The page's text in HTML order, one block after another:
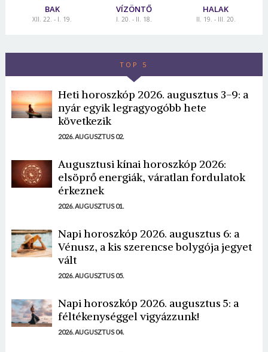
BAK
XII. 22. - I. 19.
VÍZÖNTŐ
I. 20. - II. 18.
HALAK
II. 19. - III. 20.
TOP 5
Heti horoszkóp 2026. augusztus 3-9: a
nyár egyik legragyogóbb hete
következik
2026. AUGUSZTUS 02.
Augusztusi kínai horoszkóp 2026:
elsöprő energiák, váratlan fordulatok
érkeznek
2026. AUGUSZTUS 01.
Napi horoszkóp 2026. augusztus 6: a
Vénusz, a kis szerencse bolygója jegyet
vált
2026. AUGUSZTUS 05.
Napi horoszkóp 2026. augusztus 5: a
féltékenységgel vigyázzunk!
2026. AUGUSZTUS 04.